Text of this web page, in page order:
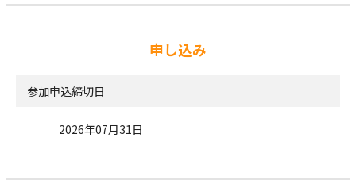
申し込み
参加申込締切日
2026年07月31日